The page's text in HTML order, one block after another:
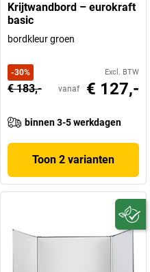
Krijtwandbord – eurokraft
basic
bordkleur groen
-30% Excl. BTW
€ 183,- vanaf € 127,-
binnen 3-5 werkdagen
Toon 2 varianten